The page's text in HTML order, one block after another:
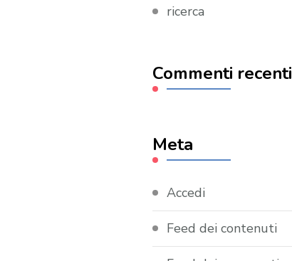
ricerca
Commenti recenti
Meta
Accedi
Feed dei contenuti